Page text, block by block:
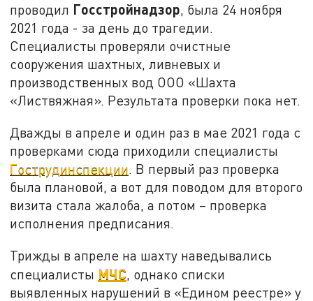
проводил Госстройнадзор, была 24 ноября
2021 года - за день до трагедии.
Специалисты проверяли очистные
сооружения шахтных, ливневых и
производственных вод ООО «Шахта
«Листвяжная». Результата проверки пока нет.
Дважды в апреле и один раз в мае 2021 года с
проверками сюда приходили специалисты
Гострудинспекции. В первый раз проверка
была плановой, а вот для поводом для второго
визита стала жалоба, а потом – проверка
исполнения предписания.
Трижды в апреле на шахту наведывались
специалисты МЧС, однако списки
выявленных нарушений в «Едином реестре» у